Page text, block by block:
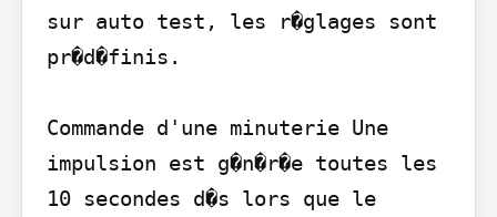
sur auto test, les r�glages sont
pr�d�finis.
Commande d'une minuterie Une
impulsion est g�n�r�e toutes les
10 secondes d�s lors que le